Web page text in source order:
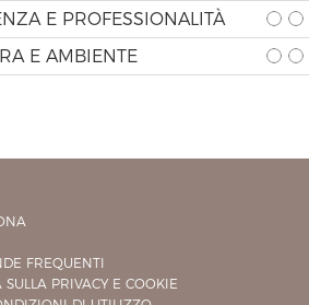
E PROFESSIONALITÀ
E AMBIENTE
FREQUENTI
PRIVACY E COOKIE